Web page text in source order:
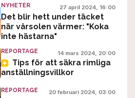
NYHETER 27 april 2024, 16:00
Det blir hett under täcket
när vårsolen värmer: "Koka
inte hästarna"
REPORTAGE 14 mars 2024, 20:00
Tips för att säkra rimliga
anställningsvillkor
REPORTAGE 20 februari 2024, 03:00